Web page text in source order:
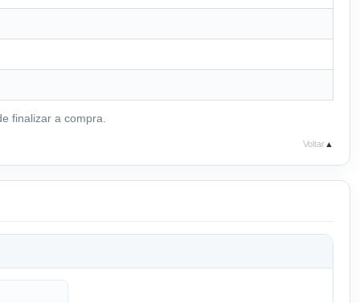
finalizar a compra.
Voltar ▲